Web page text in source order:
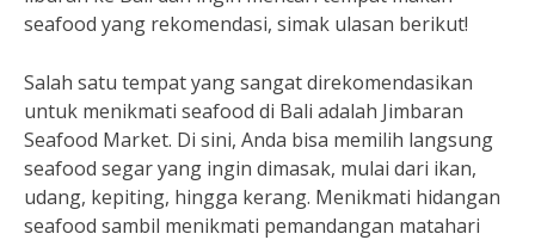
seafood yang rekomendasi, simak ulasan berikut!
Salah satu tempat yang sangat direkomendasikan
untuk menikmati seafood di Bali adalah Jimbaran
Seafood Market. Di sini, Anda bisa memilih langsung
seafood segar yang ingin dimasak, mulai dari ikan,
udang, kepiting, hingga kerang. Menikmati hidangan
seafood sambil menikmati pemandangan matahari